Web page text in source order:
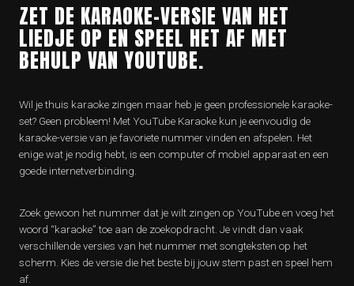
ZET DE KARAOKE-VERSIE VAN HET
LIEDJE OP EN SPEEL HET AF MET
BEHULP VAN YOUTUBE.
Wil je thuis karaoke zingen maar heb je geen professionele karaoke-
set? Geen probleem! Met YouTube Karaoke kun je eenvoudig de
karaoke-versie van je favoriete nummer vinden en afspelen. Het
enige wat je nodig hebt, is een computer of mobiel apparaat en een
goede internetverbinding.
Zoek gewoon het nummer dat je wilt zingen op YouTube en voeg het
woord “karaoke” toe aan de zoekopdracht. Je vindt dan vaak
verschillende versies van het nummer met songteksten op het
scherm. Kies de versie die het beste bij jouw stem past en speel hem
af.